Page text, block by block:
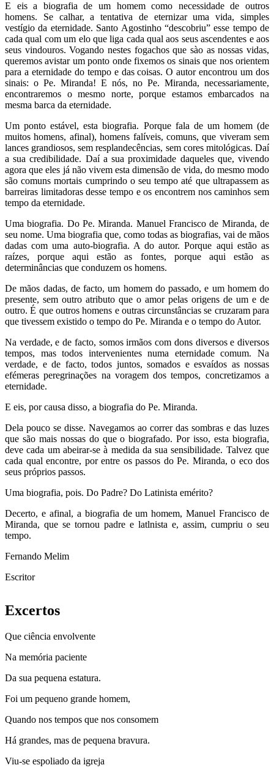
E eis a biografia de um homem como necessidade de outros
homens. Se calhar, a tentativa de eternizar uma vida, simples
vestígio da eternidade. Santo Agostinho “descobriu” esse tempo de
cada qual com um elo que liga cada qual aos seus ascendentes e aos
seus vindouros. Vogando nestes fogachos que sào as nossas vidas,
queremos avistar um ponto onde fixemos os sinais que nos orientem
para a eternidade do tempo e das coisas. O autor encontrou um dos
sinais: o Pe. Miranda! E nós, no Pe. Miranda, necessariamente,
encontraremos o mesmo norte, porque estamos embarcados na
mesma barca da eternidade.
Um ponto estável, esta biografia. Porque fala de um homem (de
muitos homens, afinal), homens falíveis, comuns, que viveram sem
lances grandiosos, sem resplandecências, sem cores mitológicas. Daí
a sua credibilidade. Daí a sua proximidade daqueles que, vivendo
agora que eles já não vivem esta dimensão de vida, do mesmo modo
são comuns mortais cumprindo o seu tempo até que ultrapassem as
barreiras limitadoras desse tempo e os encontrem nos caminhos sem
tempo da eternidade.
Uma biografia. Do Pe. Miranda. Manuel Francisco de Miranda, de
seu nome. Uma biografia que, como todas as biografias, vai de mãos
dadas com uma auto-biografia. A do autor. Porque aqui estão as
raízes, porque aqui estão as fontes, porque aqui estão as
determinâncias que conduzem os homens.
De mãos dadas, de facto, um homem do passado, e um homem do
presente, sem outro atributo que o amor pelas origens de um e de
outro. É que outros homens e outras circunstâncias se cruzaram para
que tivessem existido o tempo do Pe. Miranda e o tempo do Autor.
Na verdade, e de facto, somos irmãos com dons diversos e diversos
tempos, mas todos intervenientes numa eternidade comum. Na
verdade, e de facto, todos juntos, somados e esvaídos as nossas
efémeras peregrinações na voragem dos tempos, concretizamos a
eternidade.
E eis, por causa disso, a biografia do Pe. Miranda.
Dela pouco se disse. Navegamos ao correr das sombras e das luzes
que são mais nossas do que o biografado. Por isso, esta biografia,
deve cada um abeirar-se à medida da sua sensibilidade. Talvez que
cada qual encontre, por entre os passos do Pe. Miranda, o eco dos
seus próprios passos.
Uma biografia, pois. Do Padre? Do Latinista emérito?
Decerto, e afinal, a biografia de um homem, Manuel Francisco de
Miranda, que se tornou padre e latlnista e, assim, cumpriu o seu
tempo.
Fernando Melim
Escritor
Excertos
Que ciência envolvente
Na memória paciente
Da sua pequena estatura.
Foi um pequeno grande homem,
Quando nos tempos que nos consomem
Há grandes, mas de pequena bravura.
Viu-se espoliado da igreja